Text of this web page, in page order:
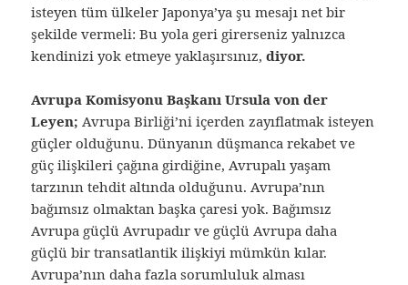
isteyen tüm ülkeler Japonya’ya şu mesajı net bir
şekilde vermeli: Bu yola geri girerseniz yalnızca
kendinizi yok etmeye yaklaşırsınız,diyor.
Avrupa Komisyonu Başkanı Ursula von der
Leyen; Avrupa Birliği’ni içerden zayıflatmak isteyen
güçler olduğunu. Dünyanın düşmanca rekabet ve
güç ilişkileri çağına girdiğine, Avrupalı yaşam
tarzının tehdit altında olduğunu. Avrupa’nın
bağımsız olmaktan başka çaresi yok. Bağımsız
Avrupa güçlü Avrupadır ve güçlü Avrupa daha
güçlü bir transatlantik ilişkiyi mümkün kılar.
Avrupa’nın daha fazla sorumluluk alması